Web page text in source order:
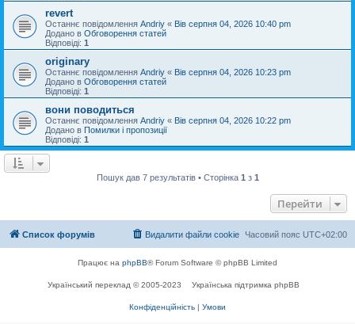
revert
Останнє повідомлення Andriy « Вів серпня 04, 2026 10:40 pm
Додано в Обговорення статей
Відповіді: 1
originary
Останнє повідомлення Andriy « Вів серпня 04, 2026 10:23 pm
Додано в Обговорення статей
Відповіді: 1
вони поводиться
Останнє повідомлення Andriy « Вів серпня 04, 2026 10:22 pm
Додано в Помилки і пропозиції
Відповіді: 1
Пошук дав 7 результатів • Сторінка 1 з 1
Перейти
Список форумів Часовий пояс UTC+02:00
Видалити файли cookie
Працює на phpBB® Forum Software © phpBB Limited
Український переклад © 2005-2023 Українська підтримка phpBB
Конфіденційність | Умови